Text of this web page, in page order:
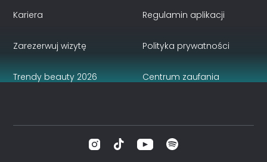
Kariera
Zarezerwuj wizytę
Trendy beauty 2026
Regulamin aplikacji
Polityka prywatności
Centrum zaufania